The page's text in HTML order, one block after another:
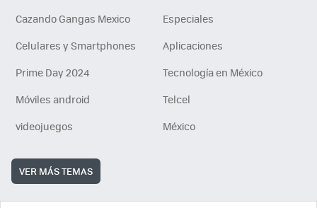
Cazando Gangas Mexico
Especiales
Celulares y Smartphones
Aplicaciones
Prime Day 2024
Tecnología en México
Móviles android
Telcel
videojuegos
México
VER MÁS TEMAS